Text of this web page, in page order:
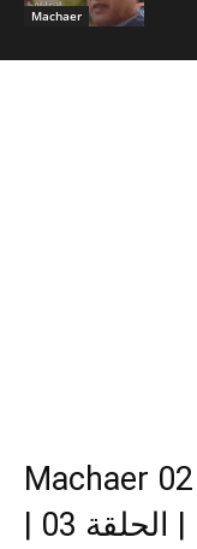
Machaer
Machaer
مسلسل مشاعر 02 | الحلقة 03 |